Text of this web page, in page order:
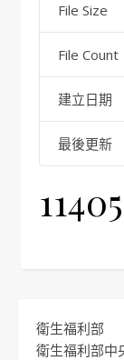
File Size
File Count
建立日期
最後更新
衛生福利部
衛生福利部中